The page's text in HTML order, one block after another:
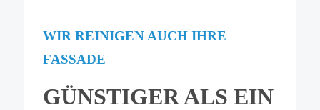
WIR REINIGEN AUCH IHRE
FASSADE
GÜNSTIGER ALS EIN